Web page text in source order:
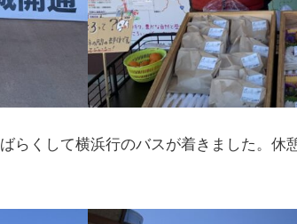
らくして横浜行のバスが着きました。休